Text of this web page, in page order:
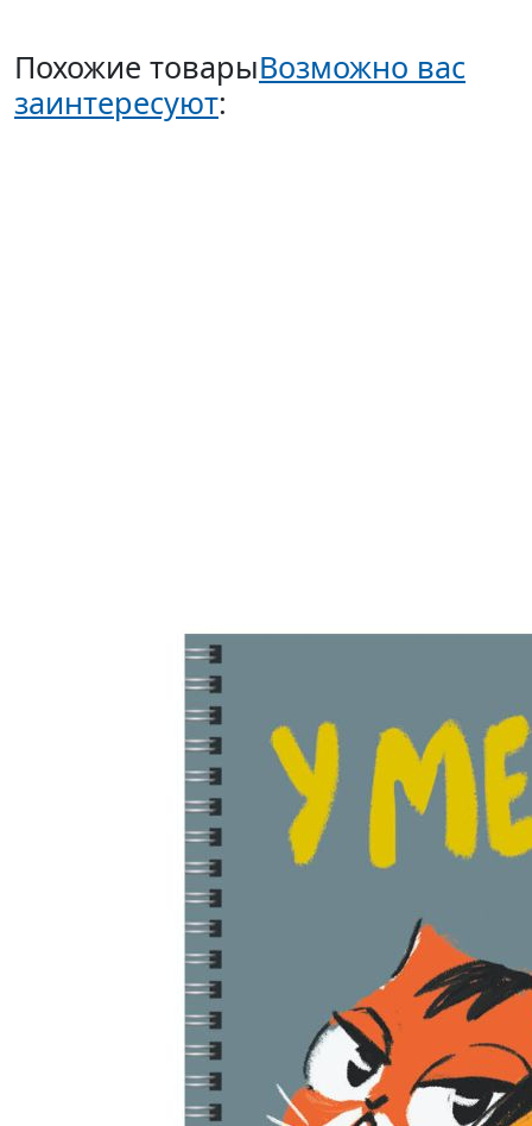
Похожие товарыВозможно вас
заинтересуют: